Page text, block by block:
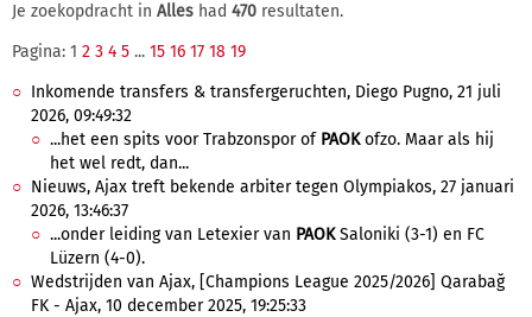
Je zoekopdracht in Alles had 470 resultaten.
Pagina: 1 2 3 4 5 ... 15 16 17 18 19
Inkomende transfers & transfergeruchten, Diego Pugno, 21 juli
2026, 09:49:32
...het een spits voor Trabzonspor of PAOKofzo. Maar als hij
het wel redt, dan...
Nieuws, Ajax treft bekende arbiter tegen Olympiakos, 27 januari
2026, 13:46:37
...onder leiding van Letexier van PAOKSaloniki (3-1) en FC
Lüzern (4-0).
Wedstrijden van Ajax, [Champions League 2025/2026] Qarabağ
FK - Ajax, 10 december 2025, 19:25:33